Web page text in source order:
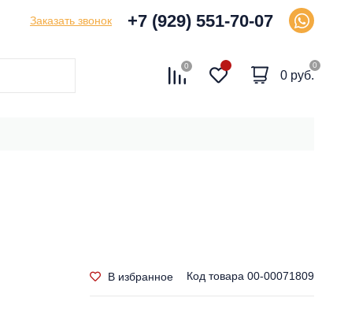
Заказать звонок +7 (929) 551-70-07
0 0
0 руб.
В избранное Код товара 00-00071809